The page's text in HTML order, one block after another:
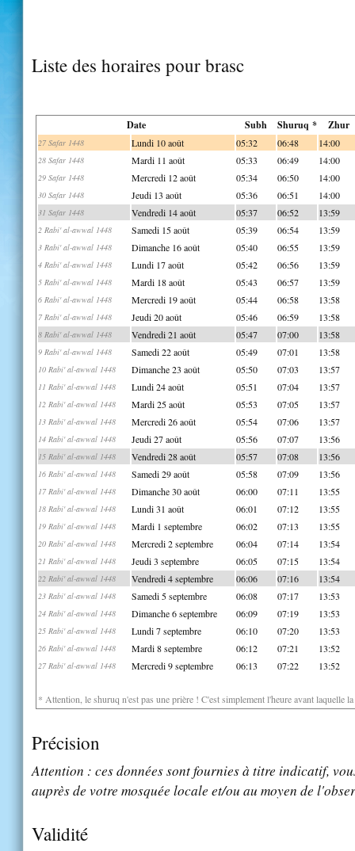
Liste des horaires pour brasc
Date Subh Shuruq * Zhur
27 Safar 1448 Lundi 10 août 05:32 06:48 14:00
28 Safar 1448 Mardi 11 août 05:33 06:49 14:00
29 Safar 1448 Mercredi 12 août 05:34 06:50 14:00
30 Safar 1448 Jeudi 13 août 05:36 06:51 14:00
31 Safar 1448 Vendredi 14 août 05:37 06:52 13:59
2 Rabi' al-awwal 1448 Samedi 15 août 05:39 06:54 13:59
3 Rabi' al-awwal 1448 Dimanche 16 août 05:40 06:55 13:59
4 Rabi' al-awwal 1448 Lundi 17 août 05:42 06:56 13:59
5 Rabi' al-awwal 1448 Mardi 18 août 05:43 06:57 13:59
6 Rabi' al-awwal 1448 Mercredi 19 août 05:44 06:58 13:58
7 Rabi' al-awwal 1448 Jeudi 20 août 05:46 06:59 13:58
8 Rabi' al-awwal 1448 Vendredi 21 août 05:47 07:00 13:58
9 Rabi' al-awwal 1448 Samedi 22 août 05:49 07:01 13:58
10 Rabi' al-awwal 1448 Dimanche 23 août 05:50 07:03 13:57
11 Rabi' al-awwal 1448 Lundi 24 août 05:51 07:04 13:57
12 Rabi' al-awwal 1448 Mardi 25 août 05:53 07:05 13:57
13 Rabi' al-awwal 1448 Mercredi 26 août 05:54 07:06 13:57
14 Rabi' al-awwal 1448 Jeudi 27 août 05:56 07:07 13:56
15 Rabi' al-awwal 1448 Vendredi 28 août 05:57 07:08 13:56
16 Rabi' al-awwal 1448 Samedi 29 août 05:58 07:09 13:56
17 Rabi' al-awwal 1448 Dimanche 30 août 06:00 07:11 13:55
18 Rabi' al-awwal 1448 Lundi 31 août 06:01 07:12 13:55
19 Rabi' al-awwal 1448 Mardi 1 septembre 06:02 07:13 13:55
20 Rabi' al-awwal 1448 Mercredi 2 septembre 06:04 07:14 13:54
21 Rabi' al-awwal 1448 Jeudi 3 septembre 06:05 07:15 13:54
22 Rabi' al-awwal 1448 Vendredi 4 septembre 06:06 07:16 13:54
23 Rabi' al-awwal 1448 Samedi 5 septembre 06:08 07:17 13:53
24 Rabi' al-awwal 1448 Dimanche 6 septembre 06:09 07:19 13:53
25 Rabi' al-awwal 1448 Lundi 7 septembre 06:10 07:20 13:53
26 Rabi' al-awwal 1448 Mardi 8 septembre 06:12 07:21 13:52
27 Rabi' al-awwal 1448 Mercredi 9 septembre 06:13 07:22 13:52
* Attention, le shuruq n'est pas une prière ! C'est simplement l'heure avant laquelle
Précision
Attention : ces données sont fournies à titre indicatif,
auprès de votre mosquée locale et/ou au moyen de
Validité